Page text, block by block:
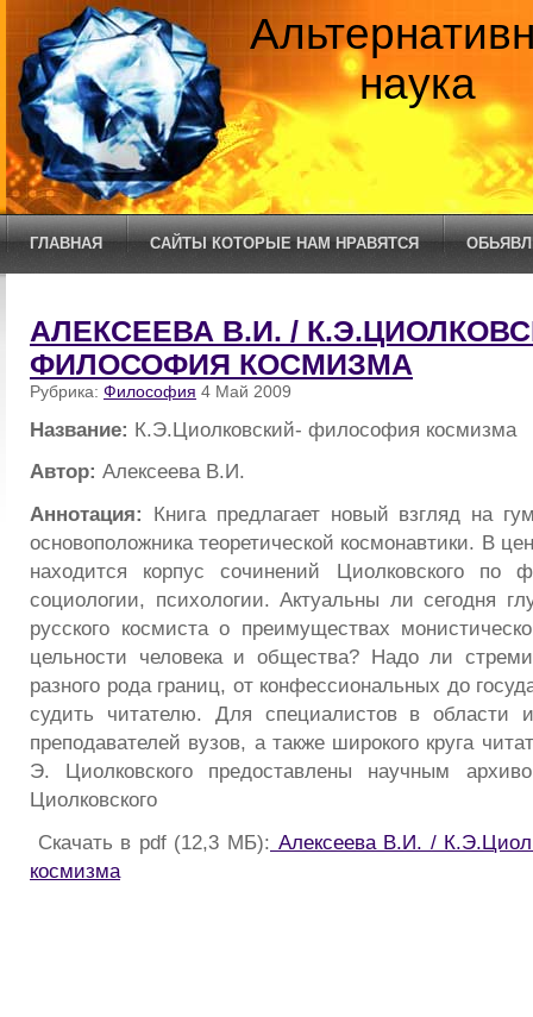
наука
ГЛАВНАЯ САЙТЫ КОТОРЫЕ НАМ НРАВЯТСЯ
АЛЕКСЕЕВА В.И. /
ФИЛОСОФИЯ КОСМИЗМА
Рубрика: Философия 4 Май 2009
Название: К.Э.Циолковский- философия космизма
Автор: Алексеева В.И.
Аннотация: Книга предлагает новый взгляд на
основоположника теоретической космонавтики. В
находится корпус сочинений Циолковского по
социологии, психологии. Актуальны ли сегодня
русского космиста о преимуществах
цельности человека и общества? Надо ли
разного рода границ, от конфессиональных до
судить читателю. Для специалистов в области
преподавателей вузов, а также широкого круга
Э. Циолковского предоставлены научным
Циолковского
Скачать в pdf (12,3 МБ): Алексеева В.И. /
космизма